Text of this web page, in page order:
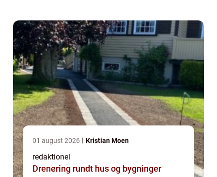
01 august 2026 Kristian Moen
redaktionel
Drenering rundt hus og bygninger